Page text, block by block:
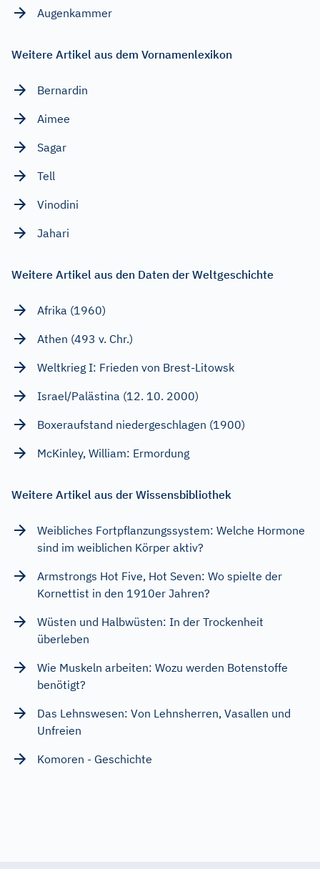
Augenkammer
Weitere Artikel aus dem Vornamenlexikon
Bernardin
Aimee
Sagar
Tell
Vinodini
Jahari
Weitere Artikel aus den Daten der Weltgeschichte
Afrika (1960)
Athen (493 v. Chr.)
Weltkrieg I: Frieden von Brest-Litowsk
Israel/Palästina (12. 10. 2000)
Boxeraufstand niedergeschlagen (1900)
McKinley, William: Ermordung
Weitere Artikel aus der Wissensbibliothek
Weibliches Fortpflanzungssystem: Welche Hormone
sind im weiblichen Körper aktiv?
Armstrongs Hot Five, Hot Seven: Wo spielte der
Kornettist in den 1910er Jahren?
Wüsten und Halbwüsten: In der Trockenheit
überleben
Wie Muskeln arbeiten: Wozu werden Botenstoffe
benötigt?
Das Lehnswesen: Von Lehnsherren, Vasallen und
Unfreien
Komoren - Geschichte